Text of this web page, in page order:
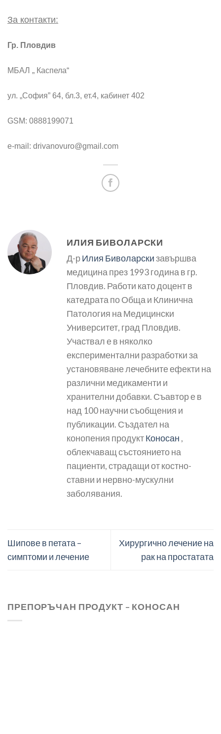
За контакти:
Гр. Пловдив
МБАЛ „ Каспела“
ул. „София” 64, бл.3, ет.4, кабинет 402
GSM: 0888199071
e-mail: drivanovuro@gmail.com
ИЛИЯ БИВОЛАРСКИ
Д-рИлия Биволарскизавършва
медицина през 1993 година в гр.
Пловдив. Работи като доцент в
катедрата по Обща и Клинична
Патология на Медицински
Университет, град Пловдив.
Участвал е в няколко
експериментални разработки за
установяване лечебните ефекти на
различни медикаменти и
хранителни добавки. Съавтор е в
над 100 научни съобщения и
публикации. Създател на
конопения продуктКоносан ,
облекчаващ състоянието на
пациенти, страдащи от костно-
ставни и нервно-мускулни
заболявания.
Шипове в петата –
симптоми и лечение
Хирургично лечение на
рак на простатата
ПРЕПОРЪЧАН ПРОДУКТ – КОНОСАН